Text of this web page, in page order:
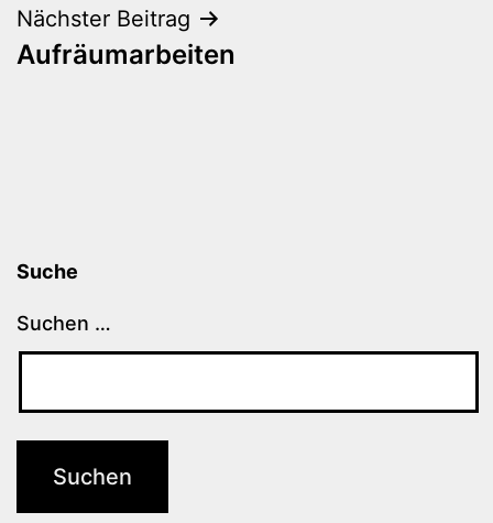
Nächster Beitrag
Aufräumarbeiten
Suche
Suchen …